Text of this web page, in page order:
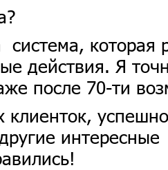
которая
действия. Я
после 70-ти
клиенток,